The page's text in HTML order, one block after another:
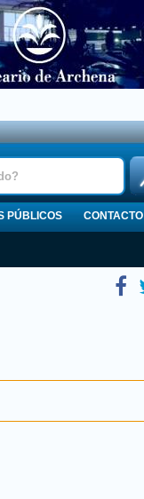
PÚBLICOS CONTACTO